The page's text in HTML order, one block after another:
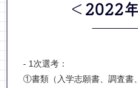
＜2022
- 1次選考：
①書類（入学志願書、調査書